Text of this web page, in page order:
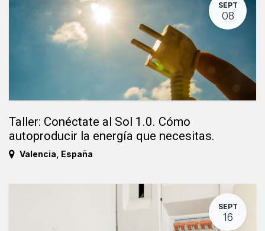
SEPT
08
Taller: Conéctate al Sol 1.0. Cómo
autoproducir la energía que necesitas.
Valencia España
SEPT
16